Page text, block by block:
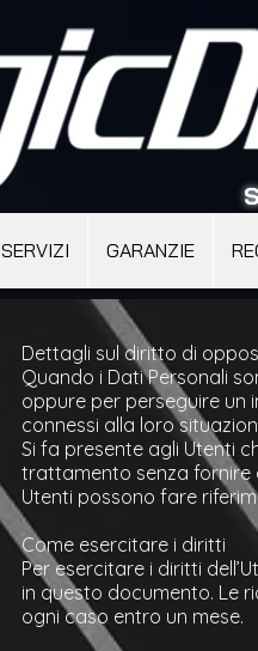
SERVIZI GARANZIE
Dettagli sul diritto di
Quando i Dati Personali
oppure per perseguire un
connessi alla loro
Si fa presente agli Utenti
trattamento senza fornire
Utenti possono fare
Come esercitare i diritti
Per esercitare i diritti
in questo documento. Le
ogni caso entro un mese.